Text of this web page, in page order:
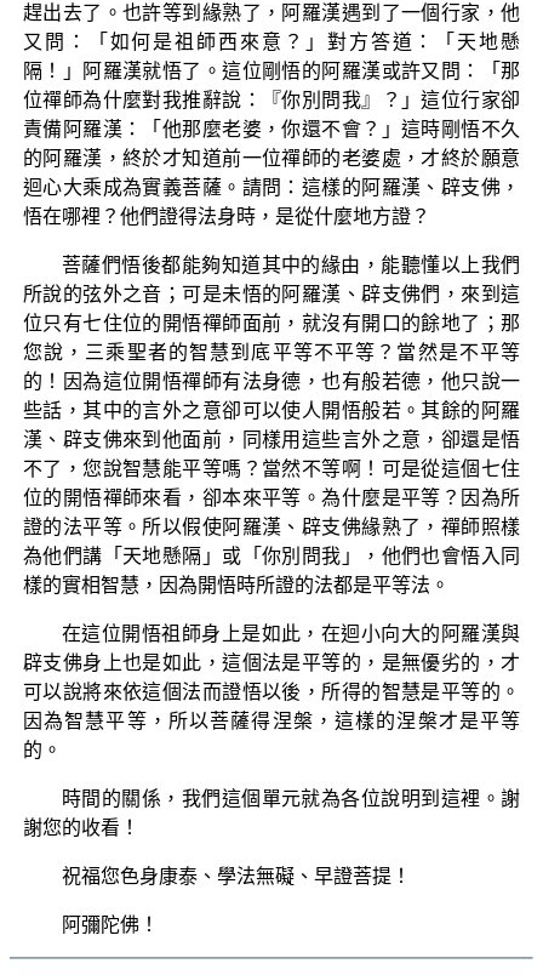
趕出去了。也許等到緣熟了，阿羅漢遇到了一個行家，他
又問：「如何是祖師西來意？」對方答道：「天地懸
隔！」阿羅漢就悟了。這位剛悟的阿羅漢或許又問：「那
位禪師為什麼對我推辭說：『你別問我』？」這位行家卻
責備阿羅漢：「他那麼老婆，你還不會？」這時剛悟不久
的阿羅漢，終於才知道前一位禪師的老婆處，才終於願意
迴心大乘成為實義菩薩。請問：這樣的阿羅漢、辟支佛，
悟在哪裡？他們證得法身時，是從什麼地方證？
菩薩們悟後都能夠知道其中的緣由，能聽懂以上我們
所說的弦外之音；可是未悟的阿羅漢、辟支佛們，來到這
位只有七住位的開悟禪師面前，就沒有開口的餘地了；那
您說，三乘聖者的智慧到底平等不平等？當然是不平等
的！因為這位開悟禪師有法身德，也有般若德，他只說一
些話，其中的言外之意卻可以使人開悟般若。其餘的阿羅
漢、辟支佛來到他面前，同樣用這些言外之意，卻還是悟
不了，您說智慧能平等嗎？當然不等啊！可是從這個七住
位的開悟禪師來看，卻本來平等。為什麼是平等？因為所
證的法平等。所以假使阿羅漢、辟支佛緣熟了，禪師照樣
為他們講「天地懸隔」或「你別問我」，他們也會悟入同
樣的實相智慧，因為開悟時所證的法都是平等法。
在這位開悟祖師身上是如此，在迴小向大的阿羅漢與
辟支佛身上也是如此，這個法是平等的，是無優劣的，才
可以說將來依這個法而證悟以後，所得的智慧是平等的。
因為智慧平等，所以菩薩得涅槃，這樣的涅槃才是平等
的。
時間的關係，我們這個單元就為各位說明到這裡。謝
謝您的收看！
祝福您色身康泰、學法無礙、早證菩提！
阿彌陀佛！